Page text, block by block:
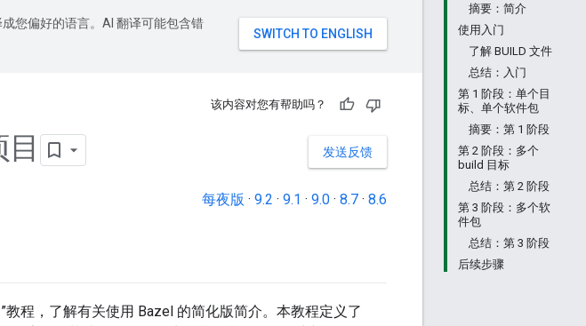
摘要：简介
使用入门
了解 BUILD 文件
总结：入门
第 1 阶段：单个目
标、单个软件包
摘要：第 1 阶段
第 2 阶段：多个
build 目标
总结：第 2 阶段
第 3 阶段：多个软
件包
总结：第 3 阶段
后续步骤
您偏好的语言。AI 翻译可能包含错
该内容对您有帮助吗？
发送反馈
每夜版 · 9.2 · 9.1 · 9.0 · 8.7 · 8.6
程，了解有关使用 Bazel 的简化版简介。本教程定义了